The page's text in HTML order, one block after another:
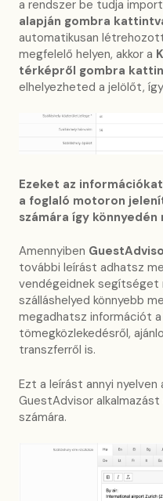
a rendszer be tudja
alapján gombra
automatikusan
megfelelő helyen, akkor a
térképről gombra
elhelyezheted a jelölőt,
Ezeket az
a foglaló motoron
számára így
Amennyiben
további leírást adhatsz
vendégeidnek segítséget
szálláshelyed könnyebb
megadhatsz információt a
tömegközlekedésről,
transzferről is.
Ezt a leírást annyi nyelven
GuestAdvisor
számára.